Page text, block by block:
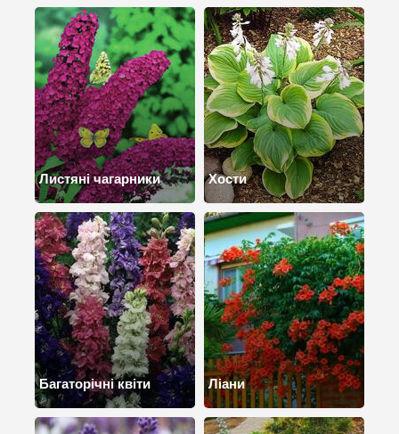
Листяні чагарники Хости
Багаторічні квіти Ліани